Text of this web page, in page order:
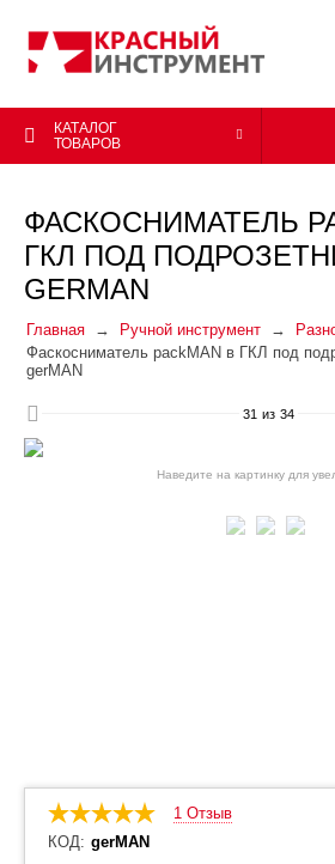
КАТАЛОГ
ТОВАРОВ
ФАСКОСНИМАТЕЛЬ
ГКЛ ПОД
GERMAN
Главная Ручной инструмент
Фаскосниматель packMAN в ГКЛ под
gerMAN
31 из 34
Наведите на картинку для
1 Отзыв
КОД: gerMAN